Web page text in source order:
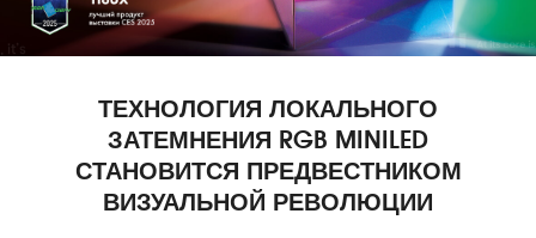
ТЕХНОЛОГИЯ ЛОКАЛЬНОГО
ЗАТЕМНЕНИЯ RGB MINILED
СТАНОВИТСЯ ПРЕДВЕСТНИКОМ
ВИЗУАЛЬНОЙ РЕВОЛЮЦИИ